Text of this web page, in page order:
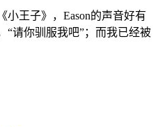
小王子》，Eason的声音好有
“请你驯服我吧”；而我已经被